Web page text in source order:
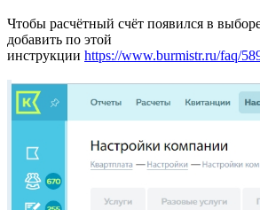
Чтобы расчётный счёт появился в
добавить по этой
инструкции https://www.burmistr.ru/faq/